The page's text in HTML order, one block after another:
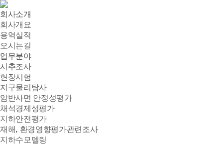
회사소개
회사개요
용역실적
오시는길
업무분야
시추조사
현장시험
지구물리탐사
암반사면 안정성평가
채석경제성평가
지하안전평가
재해, 환경영향평가관련조사
지하수모델링